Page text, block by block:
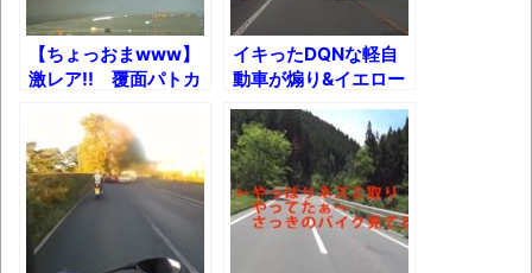
ゃん
「アメリカのヤンキーがアジア人にケンカ
を売った結果ｗｗｗ」 ほか
【読書感想】山野辺太郎『いつか深い穴に
落ちるまで』
映画ちいかわ観に行ったので感想を書きま
す(若干ネタバレあり) 26/07/25
【ちょっおまwww】
激レア!! 覆面パトカ
た瞬間!!
イキったDQNな軽自
動車が煽り&イエロー
カットした結果!!